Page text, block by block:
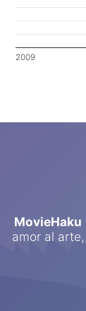
2009
MovieHaku
amor al